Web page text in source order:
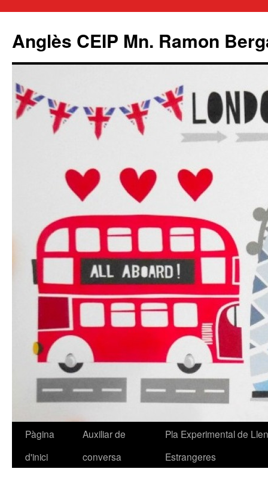
Anglès CEIP Mn. Ramon
Vés
Pàgina
d'inici
Auxiliar de
conversa
Pla Experimental de
Estrangeres